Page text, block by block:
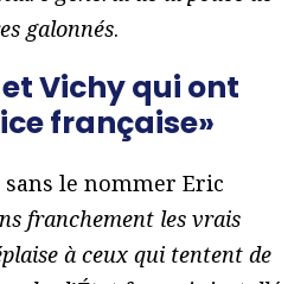
galonnés.
Vichy qui ont
française»
le nommer Eric
franchement les vrais
à ceux qui tentent de